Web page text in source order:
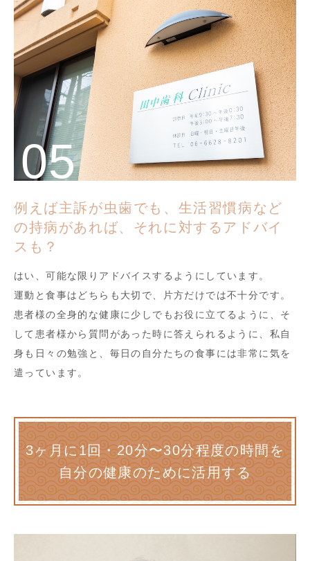
例えば主訴が虫歯でも、生活習慣病など
の持病があれば、それに対するアドバイ
スも？
はい、可能な限りアドバイスするようにしています。
運動と食事はどちらも大切で、片方だけでは不十分です。
患者様の全身的な健康に少しでもお役に立てるように、そ
して患者様から質問があった時に答えられるように、私自
身も日々の勉強と、毎日の自分たちの食事には非常に気を
遣っています。
3ヶ月に1回・20分〜30分程度の時間を
自分の健康のために活用する